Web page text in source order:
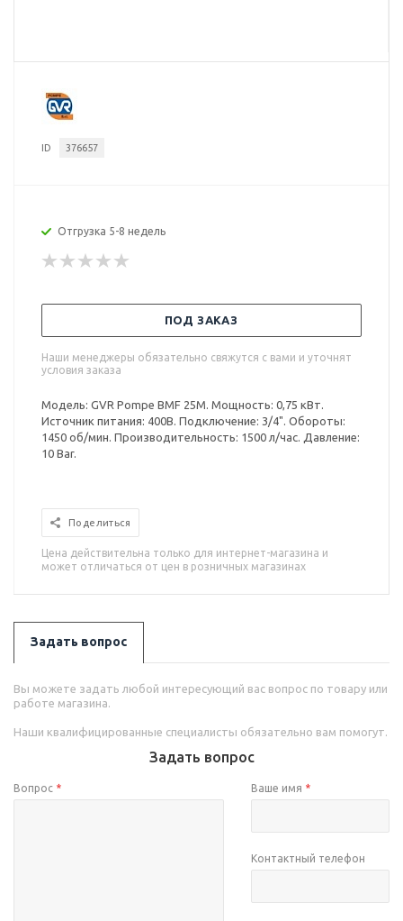
ID 376657
Отгрузка 5-8 недель
ПОД ЗАКАЗ
Наши менеджеры обязательно свяжутся с вами и уточнят
условия заказа
Модель: GVR Pompe BMF 25M. Мощность: 0,75 кВт.
Источник питания: 400В. Подключение: 3/4". Обороты:
1450 об/мин. Производительность: 1500 л/час. Давление:
10 Bar.
Поделиться
Цена действительна только для интернет-магазина и
может отличаться от цен в розничных магазинах
Задать вопрос
Вы можете задать любой интересующий вас вопрос по товару или
работе магазина.
Наши квалифицированные специалисты обязательно вам помогут.
Задать вопрос
Вопрос * Ваше имя *
Контактный телефон